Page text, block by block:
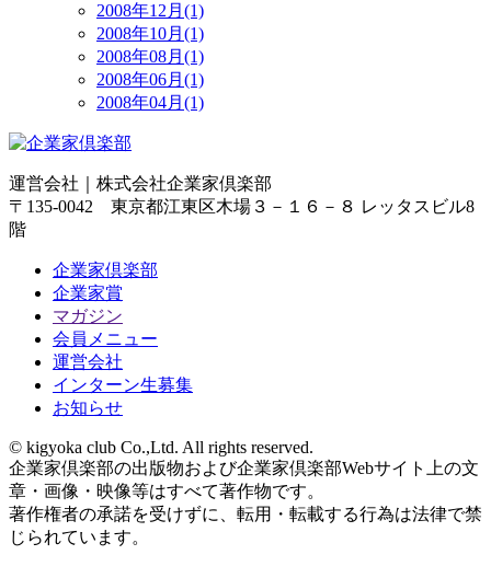
2008年12月(1)
2008年10月(1)
2008年08月(1)
2008年06月(1)
2008年04月(1)
運営会社｜ 株式会社企業家倶楽部
〒135-0042 東京都江東区木場３－１６－８ レッタスビル8
階
企業家倶楽部
企業家賞
マガジン
会員メニュー
運営会社
インターン生募集
お知らせ
© kigyoka club Co.,Ltd. All rights reserved.
企業家倶楽部の出版物および企業家倶楽部Webサイト上の文
章・画像・映像等はすべて著作物です。
著作権者の承諾を受けずに、転用・転載する行為は法律で禁
じられています。